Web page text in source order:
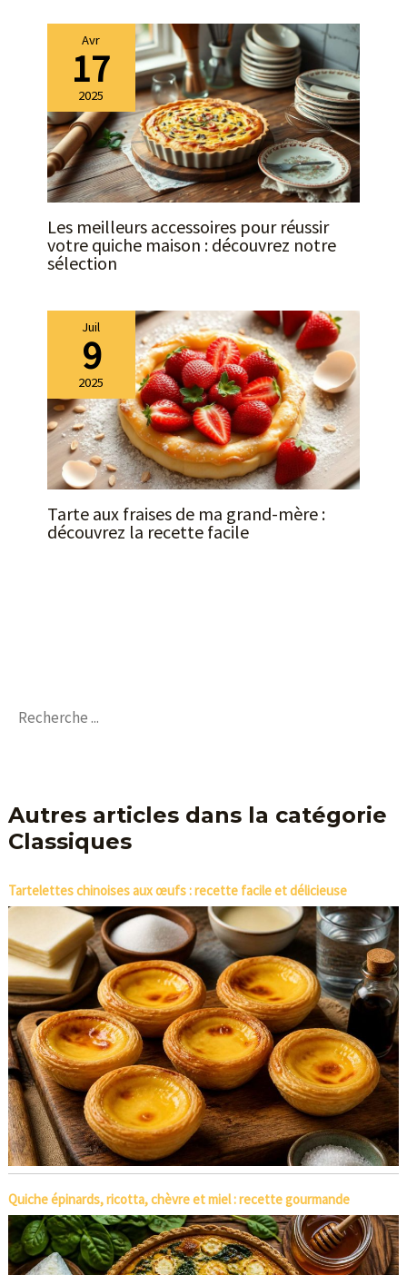
Avr
17
2025
Les meilleurs accessoires pour réussir
votre quiche maison : découvrez notre
sélection
Juil
9
2025
Tarte aux fraises de ma grand-mère :
découvrez la recette facile
Autres articles dans la catégorie
Classiques
Tartelettes chinoises aux œufs : recette facile et délicieuse
Quiche épinards, ricotta, chèvre et miel : recette gourmande